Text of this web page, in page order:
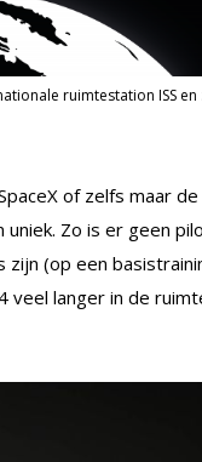
ruimtestation ISS
of zelfs maar
Zo is er geen
(op een
langer in de